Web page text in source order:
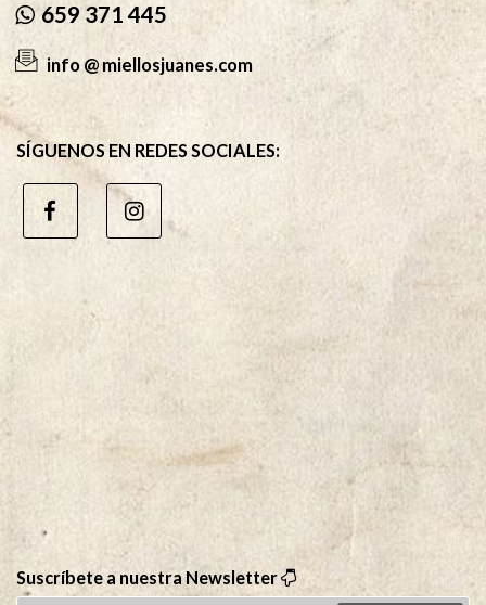
659 371 445
info @ miellosjuanes.com
SÍGUENOS EN REDES SOCIALES:
Suscríbete a nuestra Newsletter